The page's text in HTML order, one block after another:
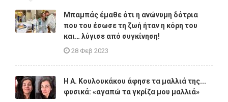
Μπαμπάς έμαθε ότι η ανώνυμη δότρια
που του έσωσε τη ζωή ήταν η κόρη του
και… λύγισε από συγκίνηση!
28 Φεβ 2023
Η A. Κουλουκάκου άφησε τα μαλλιά της...
φυσικά: «αγαπώ τα γκρίζα μου μαλλιά»